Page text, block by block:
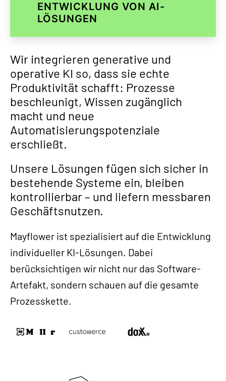
ENTWICKLUNG VON AI-
LÖSUNGEN
Wir integrieren generative und
operative KI so, dass sie echte
Produktivität schafft: Prozesse
beschleunigt, Wissen zugänglich
macht und neue
Automatisierungspotenziale
erschließt.
Unsere Lösungen fügen sich sicher in
bestehende Systeme ein, bleiben
kontrollierbar – und liefern messbaren
Geschäftsnutzen.
Mayflower ist spezialisiert auf die Entwicklung
individueller KI-Lösungen. Dabei
berücksichtigen wir nicht nur das Software-
Artefakt, sondern schauen auf die gesamte
Prozesskette.